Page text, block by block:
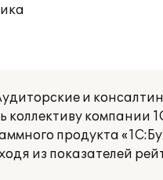
и
компании
продукта
из показателей